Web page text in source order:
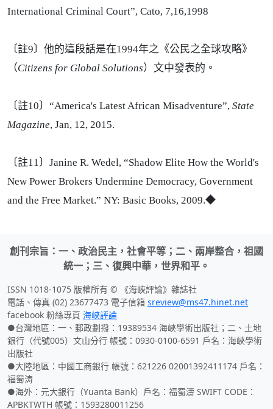
International Criminal Court”, Cato, 7,16,1998
〔註9〕他的這段話是在1994年之《公民之全球攻略》
（Citizens for Global Solutions）文中發表的。
〔註10〕“America's Latest African Misadventure”, State
Magazine, Jan, 12, 2015.
〔註11〕Janine R. Wedel, “Shadow Elite How the World's
New Power Brokers Undermine Democracy, Government
and the Free Market.” NY: Basic Books, 2009.◆
創刊宗旨：一、政治民主，社會平等；二、兩岸整合，祖國
統一；三、復興中華，世界和平。
ISSN 1018-1075 版權所有 © 《海峽評論》雜誌社
電話、傳真 (02) 23677473 電子信箱 sreview@ms47.hinet.net
facebook 粉絲專頁 海峽評論
●台灣地區：一、郵政劃撥：19389534 海峽學術出版社；二、土地
銀行（代號005）文山分行 帳號：0930-0100-6591 戶名：海峽學術
出版社
●大陸地區：中國工商銀行 帳號：621226 02001392411174 戶名：
福蜀涛
●海外：元大銀行（Yuanta Bank）戶名：福蜀濤 SWIFT CODE：
APBKTWTH 帳號：1593280011256